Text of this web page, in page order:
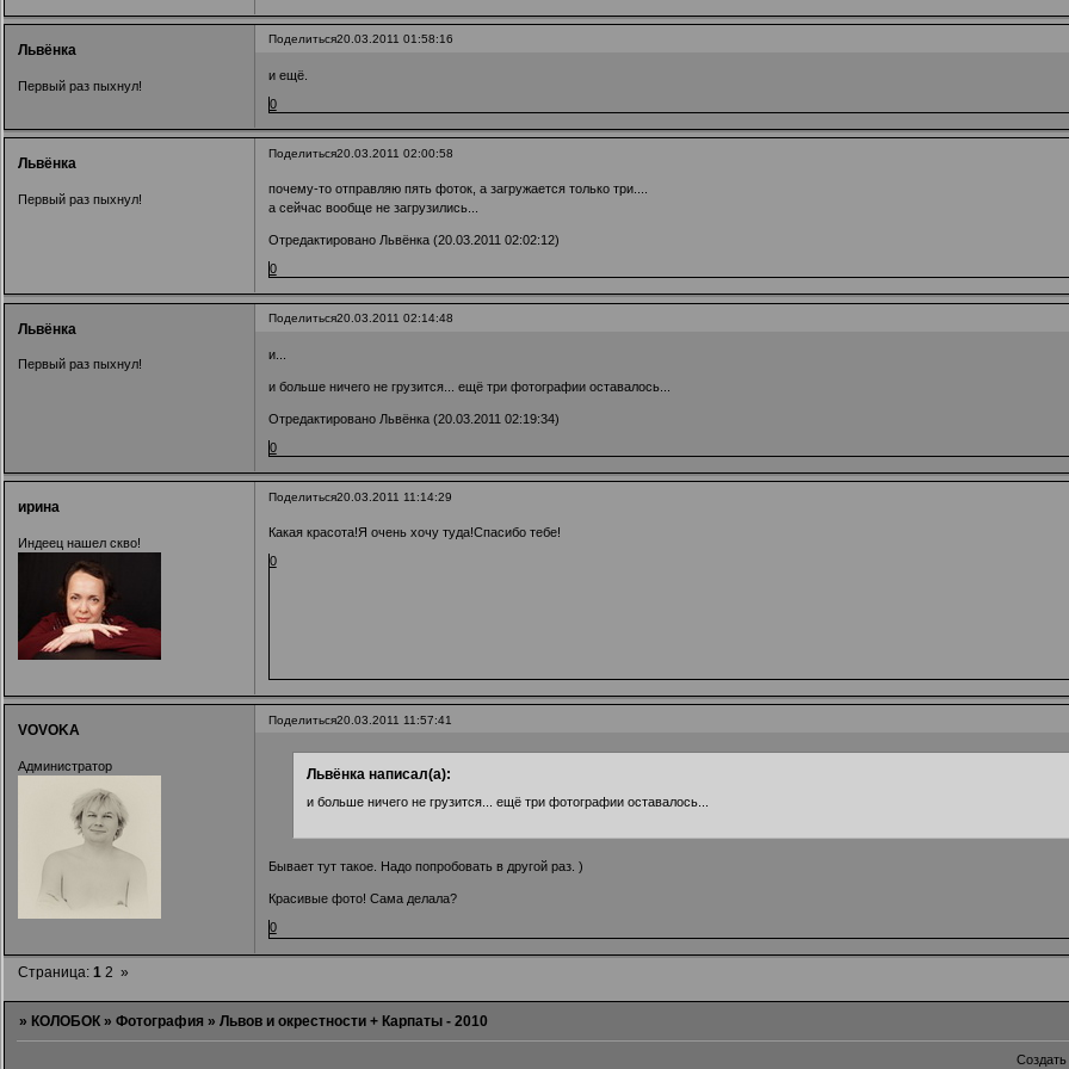
Поделиться20.03.2011 01:58:16
Львёнка
Первый раз пыхнул!
и ещё.
0
Поделиться20.03.2011 02:00:58
Львёнка
Первый раз пыхнул!
почему-то отправляю пять фоток, а загружается только три....
а сейчас вообще не загрузились...
Отредактировано Львёнка (20.03.2011 02:02:12)
0
Поделиться20.03.2011 02:14:48
Львёнка
Первый раз пыхнул!
и...
и больше ничего не грузится... ещё три фотографии оставалось...
Отредактировано Львёнка (20.03.2011 02:19:34)
0
Поделиться20.03.2011 11:14:29
ирина
Индеец нашел скво!
Какая красота!Я очень хочу туда!Спасибо тебе!
0
Поделиться20.03.2011 11:57:41
VOVOKA
Администратор Львёнка написал(а):
и больше ничего не грузится... ещё три фотографии оставалось...
Бывает тут такое. Надо попробовать в другой раз. )
Красивые фото! Сама делала?
0
Страница: 1 2 »
» КОЛОБОК » Фотография » Львов и окрестности + Карпаты - 2010